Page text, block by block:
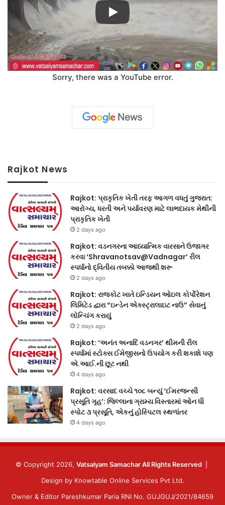
Sorry, there was a YouTube error.
Rajkot News
Rajkot: પ્રાકૃતિક ખેતી તરફ આગળ વધતું ગુજરાત:
આરોગ્ય, ધરતી અને પર્યાવરણ માટે લાભદાયક મેથીની
પ્રાકૃતિક ખેતી
2 days ago
Rajkot: વડનગરના આધ્યાત્મિક વારસાને ઉજાગર
કરવા ‘Shravanotsav@Vadnagar’ રીલ
સ્પર્ધાનો દ્વિતીય તબક્કો આજથી શરૂ
2 days ago
Rajkot: રાજકોટ ખાતે ઇન્ડિયન ઓઇલ કોર્પોરેશન
લિમિટેડ દ્વારા “ઇન્ડેન એક્સ્ટ્રાલાઇટ નાઉ” સેવાનું
લોન્ચિંગ કરાયું
2 days ago
Rajkot: ‘અનંત અનાદિ વડનગર’ થીમની રીલ
સ્પર્ધામાં સ્ટોક્સ ઈમેજીસનો ઉપયોગ કરી શકાશે પણ
એ.આઈ.ની છૂટ નથી
4 days ago
Rajkot: વરસાદ વચ્ચે ૧૦૮ બન્યું ‘ઈમરજન્સી
પ્રસૂતિ ગૃહ’: જિલ્લાના ગ્રામ્ય વિસ્તારમાં ઓન ધી
સ્પોટ ૩ પ્રસૂતિ, એકનું હોસ્પિટલ સ્થળાંતર
4 days ago
© Copyright 2026, Vatsalyam Samachar All Rights Reserved
Design by Knowtable Online Services Pvt Ltd.
Owner & Editor Pareshkumar Paria RNI No. GUJGUJ/2021/84659